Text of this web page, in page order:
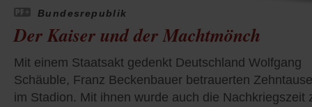
Bundesrepublik
Der Kaiser und der Machtmönch
Mit einem Staatsakt gedenkt Deutschland Wolfgang
Schäuble, Franz Beckenbauer betrauerten
im Stadion. Mit ihnen wurde auch die Nachkriegszeit